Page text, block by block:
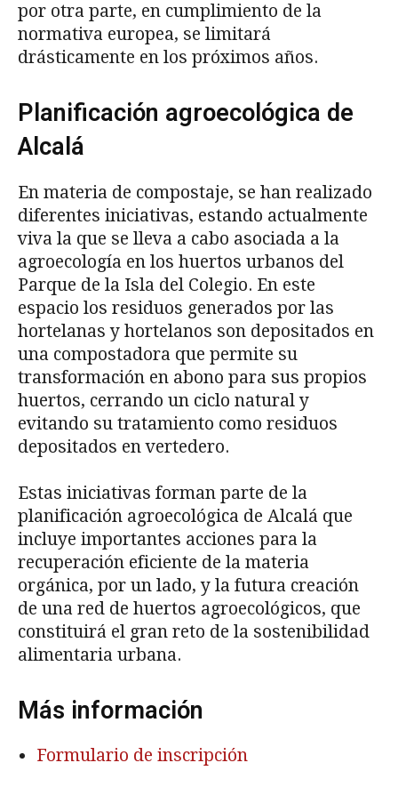
por otra parte, en cumplimiento de la
normativa europea, se limitará
drásticamente en los próximos años.
Planificación agroecológica de
Alcalá
En materia de compostaje, se han realizado
diferentes iniciativas, estando actualmente
viva la que se lleva a cabo asociada a la
agroecología en los huertos urbanos del
Parque de la Isla del Colegio. En este
espacio los residuos generados por las
hortelanas y hortelanos son depositados en
una compostadora que permite su
transformación en abono para sus propios
huertos, cerrando un ciclo natural y
evitando su tratamiento como residuos
depositados en vertedero.
Estas iniciativas forman parte de la
planificación agroecológica de Alcalá que
incluye importantes acciones para la
recuperación eficiente de la materia
orgánica, por un lado, y la futura creación
de una red de huertos agroecológicos, que
constituirá el gran reto de la sostenibilidad
alimentaria urbana.
Más información
Formulario de inscripción